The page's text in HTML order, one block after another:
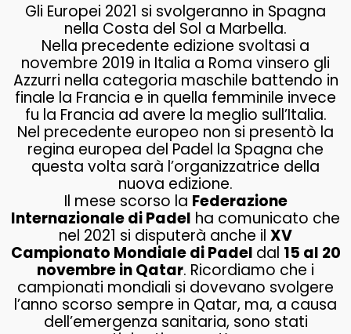
Gli Europei 2021 si svolgeranno in Spagna
nella Costa del Sol a Marbella.
Nella precedente edizione svoltasi a
novembre 2019 in Italia a Roma vinsero gli
Azzurri nella categoria maschile battendo in
finale la Francia e in quella femminile invece
fu la Francia ad avere la meglio sull’Italia.
Nel precedente europeo non si presentò la
regina europea del Padel la Spagna che
questa volta sarà l’organizzatrice della
nuova edizione.
Il mese scorso la Federazione
Internazionale di Padel ha comunicato che
nel 2021 si disputerà anche il XV
Campionato Mondiale di Padel dal 15 al 20
novembre in Qatar. Ricordiamo che i
campionati mondiali si dovevano svolgere
l’anno scorso sempre in Qatar, ma, a causa
dell’emergenza sanitaria, sono stati